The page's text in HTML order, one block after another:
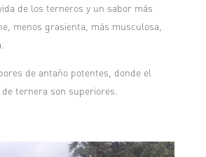
de los terneros y un sabor más
menos grasienta, más musculosa,
de antaño potentes, donde el
ternera son superiores.